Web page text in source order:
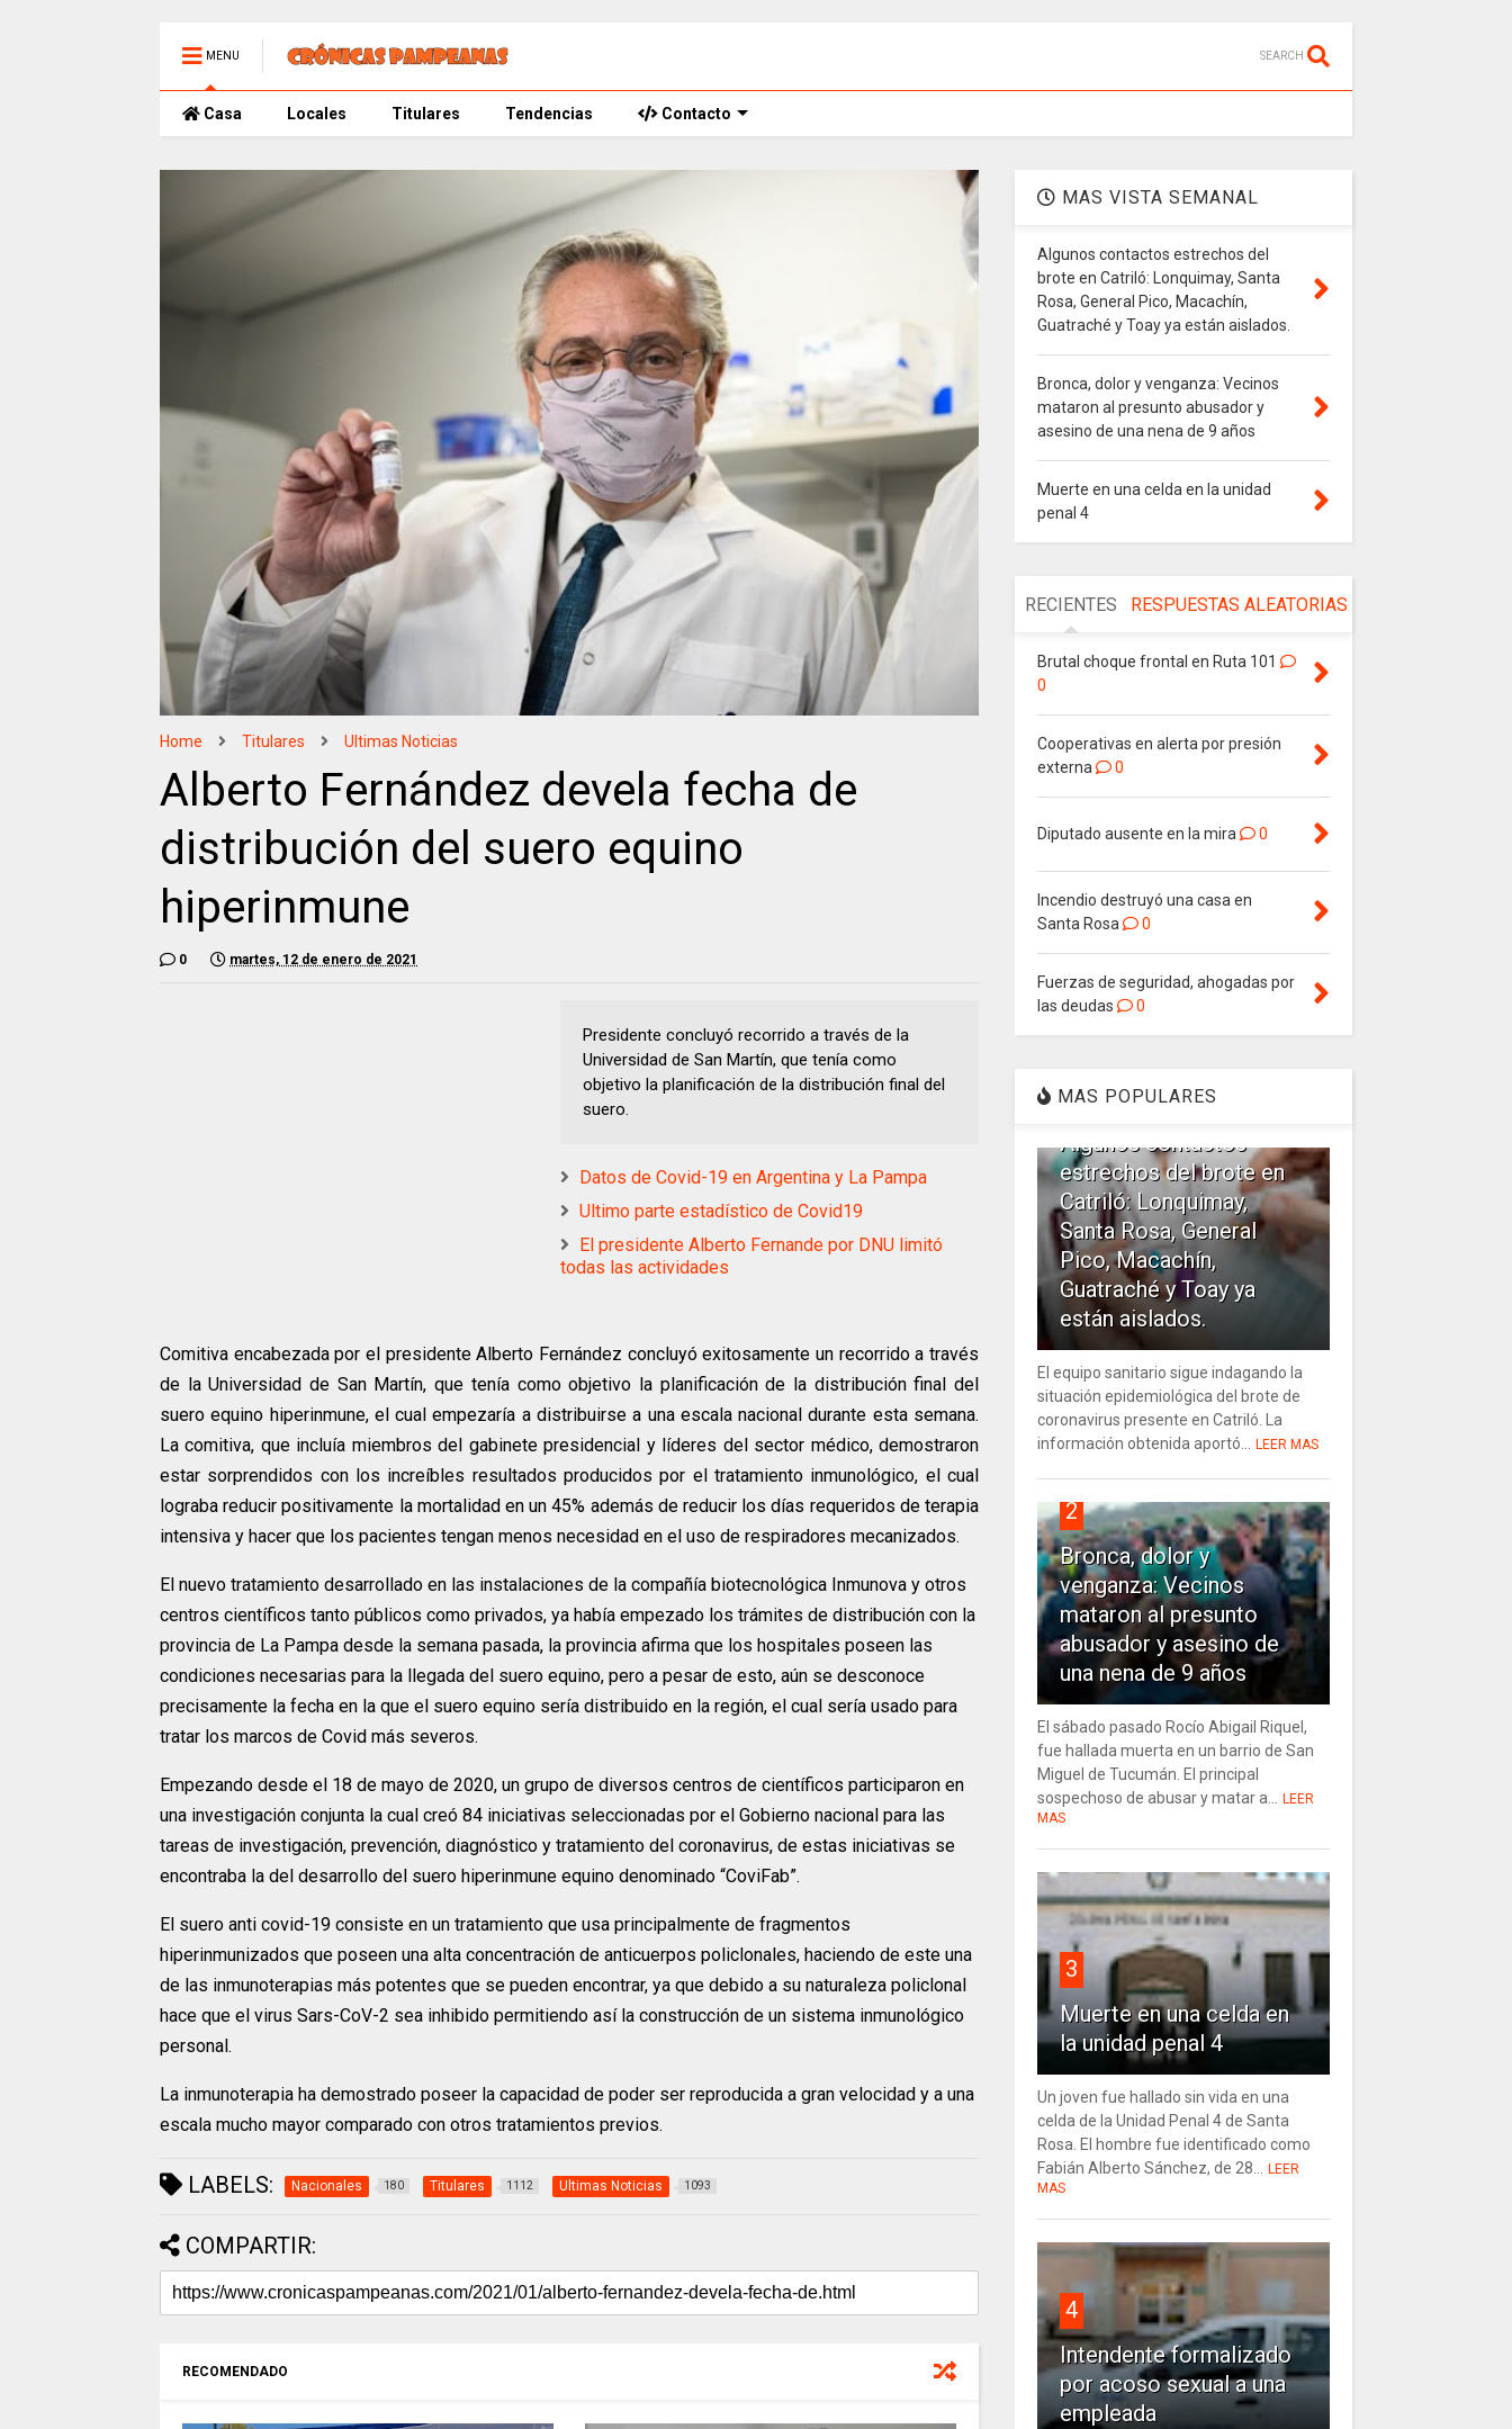
MENU SEARCH
Casa Locales Titulares Tendencias Contacto
Home Titulares Ultimas Noticias
Alberto Fernández devela fecha de
distribución del suero equino
hiperinmune
0 martes, 12 de enero de 2021
Presidente concluyó recorrido a través de la
Universidad de San Martín, que tenía como
objetivo la planificación de la distribución final del
suero.
Datos de Covid-19 en Argentina y La Pampa
Ultimo parte estadístico de Covid19
El presidente Alberto Fernande por DNU limitó
todas las actividades
Comitiva encabezada por el presidente Alberto Fernández concluyó exitosamente un recorrido a través
de la Universidad de San Martín, que tenía como objetivo la planificación de la distribución final del
suero equino hiperinmune, el cual empezaría a distribuirse a una escala nacional durante esta semana.
La comitiva, que incluía miembros del gabinete presidencial y líderes del sector médico, demostraron
estar sorprendidos con los increíbles resultados producidos por el tratamiento inmunológico, el cual
lograba reducir positivamente la mortalidad en un 45% además de reducir los días requeridos de terapia
intensiva y hacer que los pacientes tengan menos necesidad en el uso de respiradores mecanizados.
El nuevo tratamiento desarrollado en las instalaciones de la compañía biotecnológica Inmunova y otros
centros científicos tanto públicos como privados, ya había empezado los trámites de distribución con la
provincia de La Pampa desde la semana pasada, la provincia afirma que los hospitales poseen las
condiciones necesarias para la llegada del suero equino, pero a pesar de esto, aún se desconoce
precisamente la fecha en la que el suero equino sería distribuido en la región, el cual sería usado para
tratar los marcos de Covid más severos.
Empezando desde el 18 de mayo de 2020, un grupo de diversos centros de científicos participaron en
una investigación conjunta la cual creó 84 iniciativas seleccionadas por el Gobierno nacional para las
tareas de investigación, prevención, diagnóstico y tratamiento del coronavirus, de estas iniciativas se
encontraba la del desarrollo del suero hiperinmune equino denominado “CoviFab”.
El suero anti covid-19 consiste en un tratamiento que usa principalmente de fragmentos
hiperinmunizados que poseen una alta concentración de anticuerpos policlonales, haciendo de este una
de las inmunoterapias más potentes que se pueden encontrar, ya que debido a su naturaleza policlonal
hace que el virus Sars-CoV-2 sea inhibido permitiendo así la construcción de un sistema inmunológico
personal.
La inmunoterapia ha demostrado poseer la capacidad de poder ser reproducida a gran velocidad y a una
escala mucho mayor comparado con otros tratamientos previos.
LABELS: Nacionales 180 Titulares 1112 Ultimas Noticias 1093
COMPARTIR:
RECOMENDADO
MAS VISTA SEMANAL
Algunos contactos estrechos del
brote en Catriló: Lonquimay, Santa
Rosa, General Pico, Macachín,
Guatraché y Toay ya están aislados.
Bronca, dolor y venganza: Vecinos
mataron al presunto abusador y
asesino de una nena de 9 años
Muerte en una celda en la unidad
penal 4
RECIENTES RESPUESTAS ALEATORIAS
Brutal choque frontal en Ruta 101
0
Cooperativas en alerta por presión
externa
0
Diputado ausente en la mira 0
Incendio destruyó una casa en
Santa Rosa
0
Fuerzas de seguridad, ahogadas por
las deudas
0
MAS POPULARES
1
Algunos contactos
estrechos del brote en
Catriló: Lonquimay,
Santa Rosa, General
Pico, Macachín,
Guatraché y Toay ya
están aislados.
El equipo sanitario sigue indagando la
situación epidemiológica del brote de
coronavirus presente en Catriló. La
información obtenida aportó... LEER MAS
2
Bronca, dolor y
venganza: Vecinos
mataron al presunto
abusador y asesino de
una nena de 9 años
El sábado pasado Rocío Abigail Riquel,
fue hallada muerta en un barrio de San
Miguel de Tucumán. El principal
sospechoso de abusar y matar a... LEER
MAS
3
Muerte en una celda en
la unidad penal 4
Un joven fue hallado sin vida en una
celda de la Unidad Penal 4 de Santa
Rosa. El hombre fue identificado como
Fabián Alberto Sánchez, de 28... LEER
MAS
4
Intendente formalizado
por acoso sexual a una
empleada